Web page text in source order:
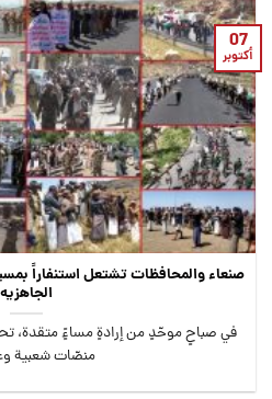
صنعاء والمحافظات تشتعل استنفاراً
الجاهزيه
في صباحٍ موحّدٍ من إرادةٍ مساءًٍ متقدة،
منصّات شعبية
07
أكتوبر